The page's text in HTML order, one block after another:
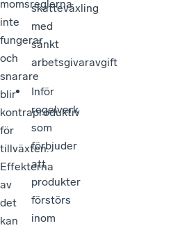
momsreglerna
inte
fungerar
och
snarare
blir
kontraproduktiv
för
tillväxten.
Effekterna
av
det
kan
skatteväxling
med
sänkt
arbetsgivaravgift
Inför
regelverk
som
förbjuder
att
produkter
förstörs
inom